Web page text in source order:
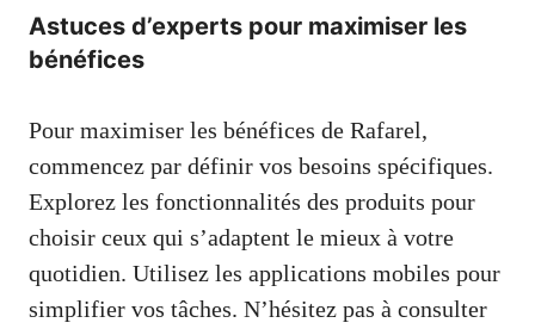
Astuces d’experts pour maximiser les
bénéfices
Pour maximiser les bénéfices de Rafarel,
commencez par définir vos besoins spécifiques.
Explorez les fonctionnalités des produits pour
choisir ceux qui s’adaptent le mieux à votre
quotidien. Utilisez les applications mobiles pour
simplifier vos tâches. N’hésitez pas à consulter